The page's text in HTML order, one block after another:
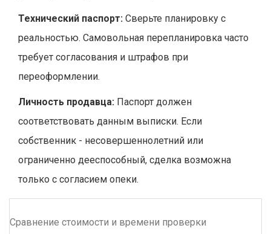
Технический паспорт: Сверьте планировку с
реальностью. Самовольная перепланировка часто
требует согласования и штрафов при
переоформлении.
Личность продавца: Паспорт должен
соответствовать данным выписки. Если
собственник - несовершеннолетний или
ограниченно дееспособный, сделка возможна
только с согласием опеки.
Сравнение стоимости и времени проверки